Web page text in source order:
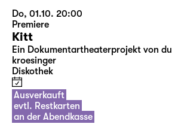
Do, 01.10. 20:00
Premiere
Kitt
Ein Dokumentartheaterprojekt von
kroesinger
Diskothek
Ausverkauft
evtl. Restkarten
an der Abendkasse